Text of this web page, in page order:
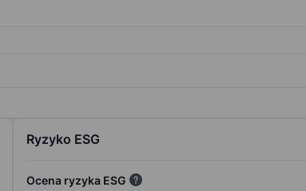
Ryzyko ESG
Ocena ryzyka ESG